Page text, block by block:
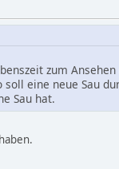
zum
eine neue Sau
Sau hat.